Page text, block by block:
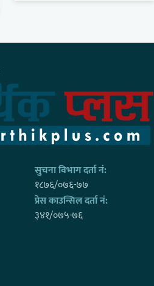
सुचना विभाग दर्ता नं:
१८७६/०७६-७७
प्रेस काउन्सिल दर्ता नं:
३४१/०७५-७६